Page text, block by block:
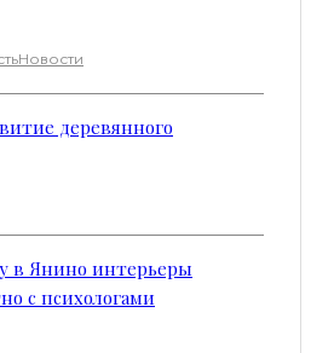
Новости
деревянного
в Янино интерьеры
с психологами